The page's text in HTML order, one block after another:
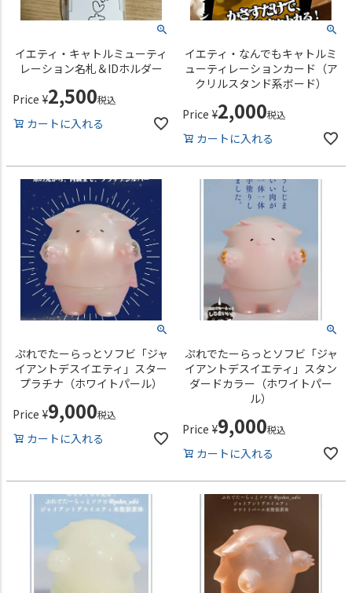
イエティ・キャトルミューティ
レーション名札＆IDホルダー
Price ¥2,500税込
カートに入れる
イエティ・なんでもキャトルミ
ューティレーションカード（ア
クリルスタンド系ボード）
Price ¥2,000税込
カートに入れる
ぷれでたーらっとソフビ「ジャ
イアントデスイエティ」スター
プラチナ（ホワイトパール）
Price ¥9,000税込
カートに入れる
ぷれでたーらっとソフビ「ジャ
イアントデスイエティ」スタン
ダードカラー（ホワイトパー
ル）
Price ¥9,000税込
カートに入れる